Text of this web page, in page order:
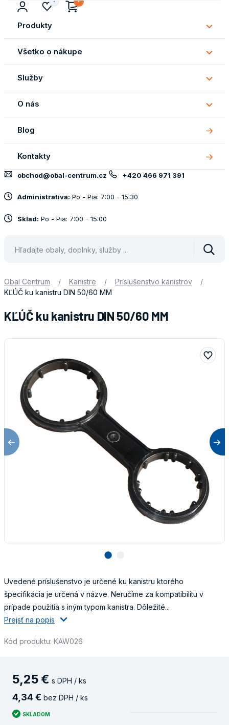
Produkty
Všetko o nákupe
o
Služby
O nás
O
nás
Blog
Kontakty
obchod@obal-centrum.cz +420 466 971 391
Administratíva: Po - Pia: 7:00 - 15:30
Sklad: Po - Pia: 7:00 - 15:00
Obal Centrum / Kanistre / Príslušenstvo kanistrov
/
KĽÚČ ku kanistru DIN 50/60 MM
KĽÚČ ku kanistru DIN 50/60 MM
lens
Uvedené príslušenstvo je určené ku kanistru ktorého
špecifikácia je určená v názve. Neručíme za kompatibilitu v
prípade použitia s iným typom kanistra. Dôležité...
Prejsť na popis
Kód produktu: KAW026
5,25 € s DPH / ks
4 34 € bez DPH / ks
SKLADOM